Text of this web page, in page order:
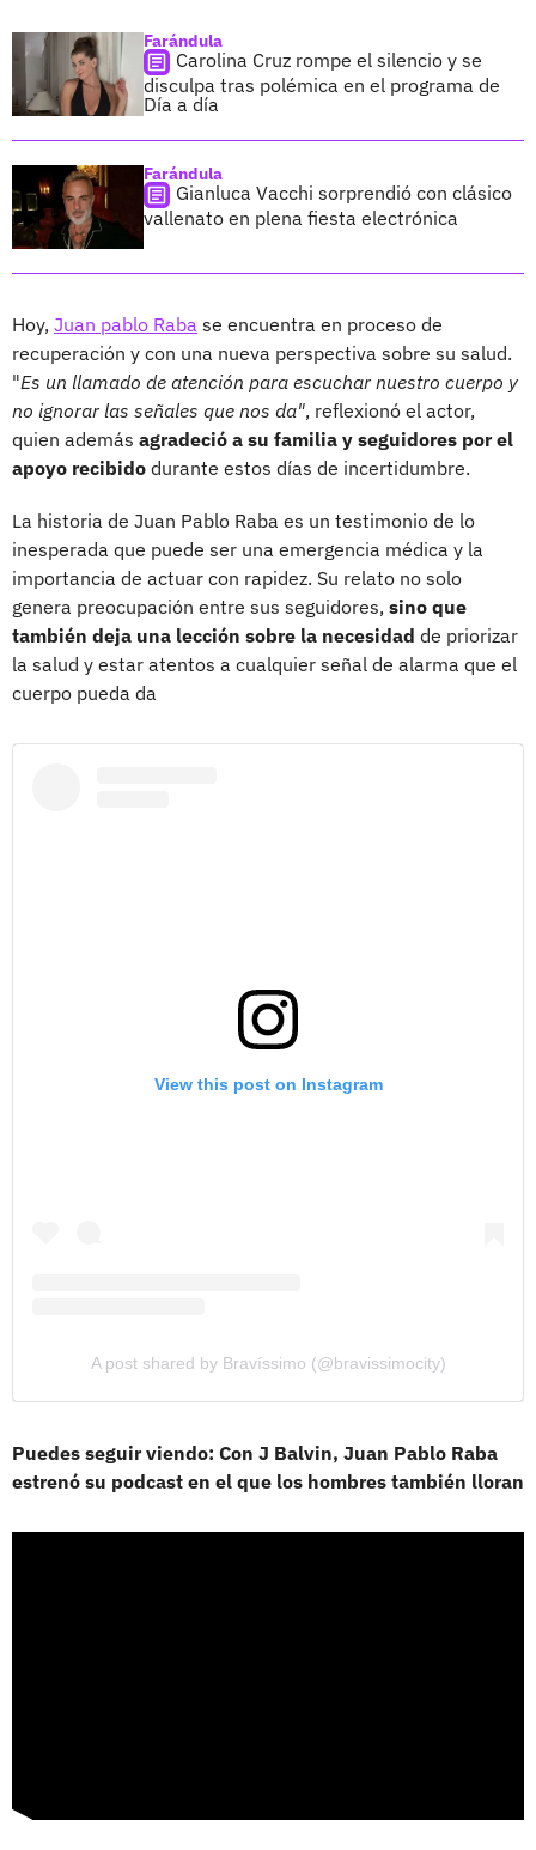
Farándula
Carolina Cruz rompe el silencio y se
disculpa tras polémica en el programa de
Día a día
Farándula
Gianluca Vacchi sorprendió con clásico
vallenato en plena fiesta electrónica
Hoy, Juan pablo Raba se encuentra en proceso de
recuperación y con una nueva perspectiva sobre su salud.
"Es un llamado de atención para escuchar nuestro cuerpo y
no ignorar las señales que nos da", reflexionó el actor,
quien además agradeció a su familia y seguidores por el
apoyo recibido durante estos días de incertidumbre.
La historia de Juan Pablo Raba es un testimonio de lo
inesperada que puede ser una emergencia médica y la
importancia de actuar con rapidez. Su relato no solo
genera preocupación entre sus seguidores, sino que
también deja una lección sobre la necesidad de priorizar
la salud y estar atentos a cualquier señal de alarma que el
cuerpo pueda da
View this post on Instagram
A post shared by Bravíssimo (@bravissimocity)
Puedes seguir viendo: Con J Balvin, Juan Pablo Raba
estrenó su podcast en el que los hombres también lloran